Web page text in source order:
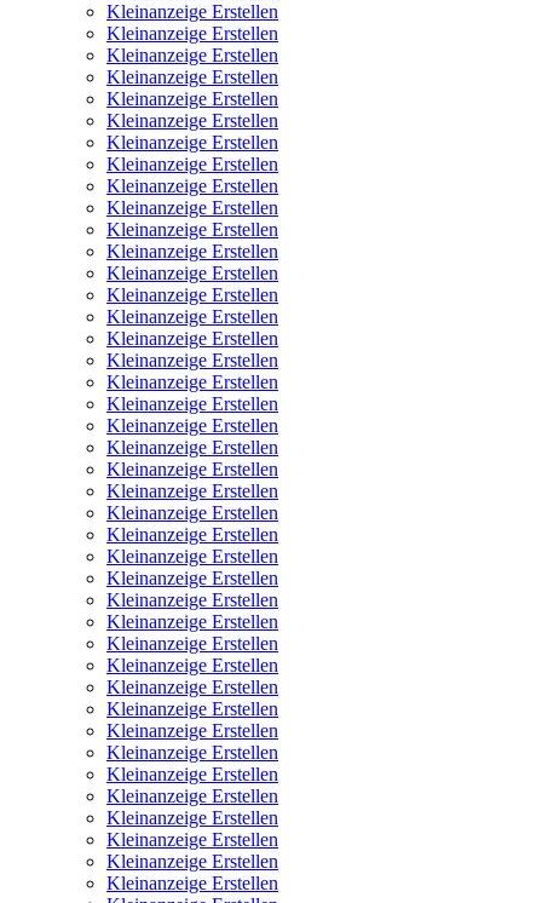
Kleinanzeige Erstellen
Kleinanzeige Erstellen
Kleinanzeige Erstellen
Kleinanzeige Erstellen
Kleinanzeige Erstellen
Kleinanzeige Erstellen
Kleinanzeige Erstellen
Kleinanzeige Erstellen
Kleinanzeige Erstellen
Kleinanzeige Erstellen
Kleinanzeige Erstellen
Kleinanzeige Erstellen
Kleinanzeige Erstellen
Kleinanzeige Erstellen
Kleinanzeige Erstellen
Kleinanzeige Erstellen
Kleinanzeige Erstellen
Kleinanzeige Erstellen
Kleinanzeige Erstellen
Kleinanzeige Erstellen
Kleinanzeige Erstellen
Kleinanzeige Erstellen
Kleinanzeige Erstellen
Kleinanzeige Erstellen
Kleinanzeige Erstellen
Kleinanzeige Erstellen
Kleinanzeige Erstellen
Kleinanzeige Erstellen
Kleinanzeige Erstellen
Kleinanzeige Erstellen
Kleinanzeige Erstellen
Kleinanzeige Erstellen
Kleinanzeige Erstellen
Kleinanzeige Erstellen
Kleinanzeige Erstellen
Kleinanzeige Erstellen
Kleinanzeige Erstellen
Kleinanzeige Erstellen
Kleinanzeige Erstellen
Kleinanzeige Erstellen
Kleinanzeige Erstellen